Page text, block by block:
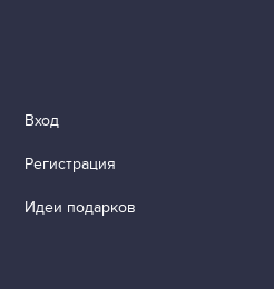
Вход
Регистрация
Идеи подарков